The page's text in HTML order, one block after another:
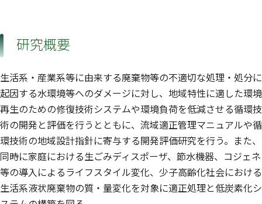
研究概要
生活系・産業系等に由来する廃棄物等の不適切な処理・処分に
起因する水環境等へのダメージに対し、地域特性に適した環境
再生のための修復技術システムや環境負荷を低減させる循環技
術の開発と評価を行うとともに、流域適正管理マニュアルや循
環技術の地域設計指針に寄与する開発評価研究を行う。また、
同時に家庭における生ごみディスポーザ、節水機器、コジェネ
等の導入によるライフスタイル変化、少子高齢化社会における
生活系液状廃棄物の質・量変化を対象に適正処理と低炭素化シ